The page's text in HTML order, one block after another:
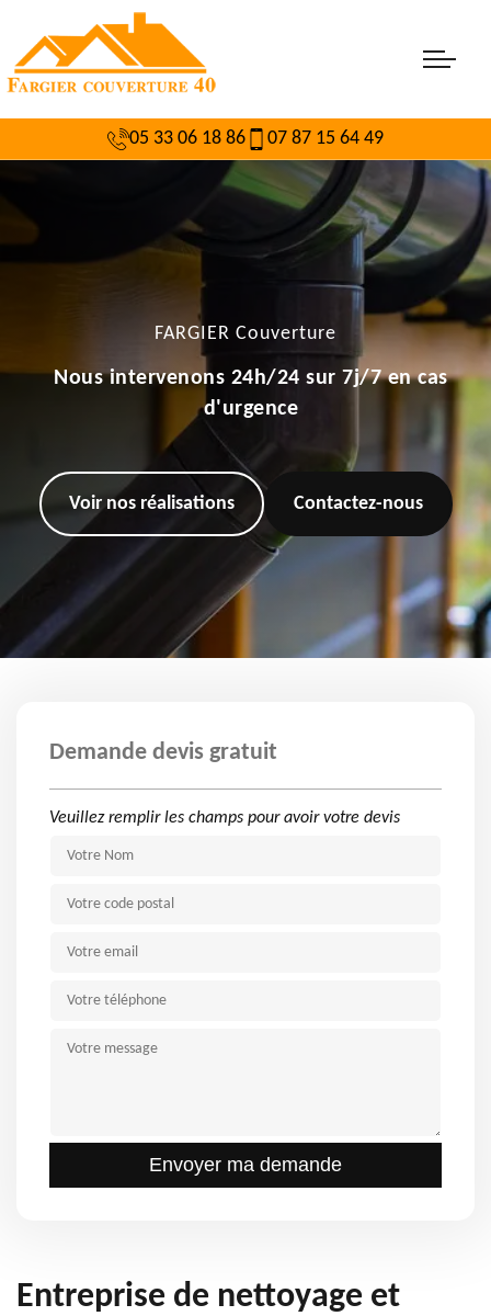
05 33 06 18 86 07 87 15 64 49
FARGIER Couverture
Nous intervenons 24h/24 sur 7j/7 en cas
d'urgence
Voir nos réalisations Contactez-nous
Demande devis gratuit
Veuillez remplir les champs pour avoir votre devis
Entreprise de nettoyage et